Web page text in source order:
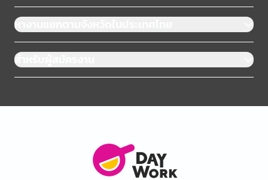
หางานแยกตามจังหวัดในประเทศไทย
สำหรับผู้สมัครงาน